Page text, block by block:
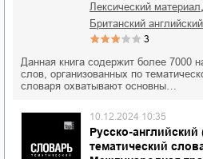
лексический материал
британский английский
3
Данная книга содержит более 7000
слов, организованных по
словаря охватывают основны…
Русско-английский
тематический
10.12.2024 10:35